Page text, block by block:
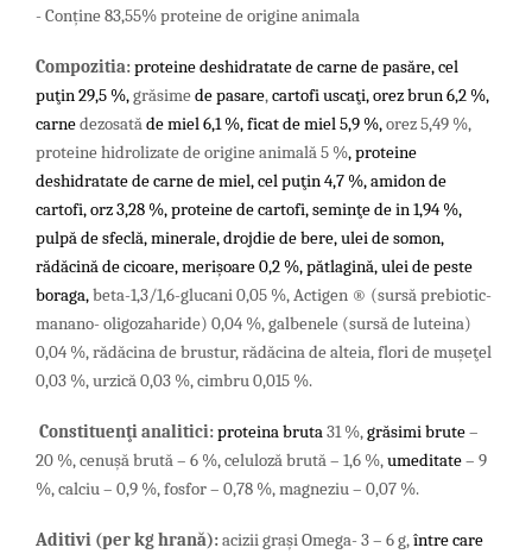
- Conține 83,55% proteine ​​de origine animala
Compozitia:proteine deshidratate de carne de pasăre, cel
puţin 29,5 %,grăsimede pasare,cartofi uscaţi, orez brun 6,2 %,
carnedezosatăde miel 6,1 %, ficat de miel 5,9 %,orez 5,49 %,
proteine hidrolizate de origine animală 5 %, proteine
deshidratate de carne de miel, cel puţin 4,7 %, amidon de
cartofi, orz 3,28 %, proteine de cartofi, seminţe de in 1,94 %,
pulpă de sfeclă, minerale, drojdie de bere, ulei de somon,
rădăcină de cicoare, merişoare 0,2 %, pătlagină, ulei de peste
boraga,beta-1,3/1,6-glucani 0,05 %, Actigen ® (sursă prebiotic-
manano- oligozaharide) 0,04 %,galbenele (sursă de luteina)
0,04 %,rădăcina de brustur, rădăcina de alteia,flori de muşeţel
0,03 %, urzică 0,03 %, cimbru 0,015 %.
Constituenţi analitici:proteina bruta31 %,grăsimi brute–
20 %,cenuşă brută – 6 %, celuloză brută – 1,6 %,umeditate– 9
%, calciu – 0,9 %, fosfor – 0,78 %, magneziu – 0,07 %.
Aditivi (perkghrană):acizii graşi Omega- 3 – 6 g,între care